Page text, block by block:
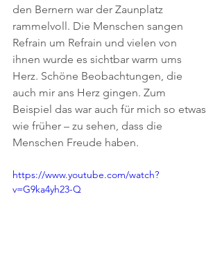
den Bernern war der Zaunplatz
rammelvoll. Die Menschen sangen
Refrain um Refrain und vielen von
ihnen wurde es sichtbar warm ums
Herz. Schöne Beobachtungen, die
auch mir ans Herz gingen. Zum
Beispiel das war auch für mich so etwas
wie früher – zu sehen, dass die
Menschen Freude haben.
https://www.youtube.com/watch?
v=G9ka4yh23-Q